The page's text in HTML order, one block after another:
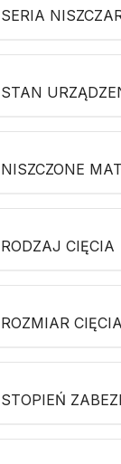
SERIA
STAN
NISZCZONE
RODZAJ CIĘCIA
ROZMIAR CIĘCIA
STOPIEŃ